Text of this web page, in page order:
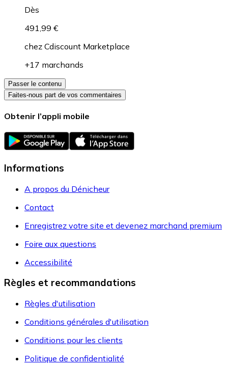
Dès
491,99 €
chez Cdiscount Marketplace
+17 marchands
Passer le contenu
Faites-nous part de vos commentaires
Obtenir l’appli mobile
Informations
A propos du Dénicheur
Contact
Enregistrez votre site et devenez marchand premium
Foire aux questions
Accessibilité
Règles et recommandations
Règles d'utilisation
Conditions générales d'utilisation
Conditions pour les clients
Politique de confidentialité